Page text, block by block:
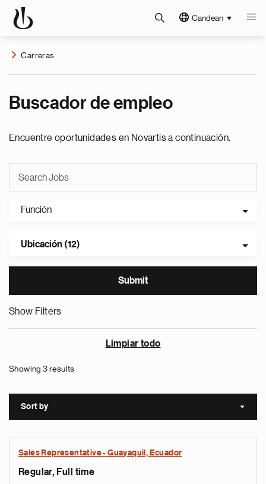
Candean
Carreras
Buscador de empleo
Encuentre oportunidades en Novartis a continuación.
Función
Ubicación (12)
Show Filters
Limpiar todo
Showing 3 results
Sort by Sort
Sales Representative - Guayaquil, Ecuador
Regular, Full time